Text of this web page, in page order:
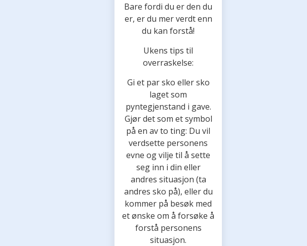
Bare fordi du er den du
er, er du mer verdt enn
du kan forstå!
Ukens tips til
overraskelse:
Gi et par sko eller sko
laget som
pyntegjenstand i gave.
Gjør det som et symbol
på en av to ting: Du vil
verdsette personens
evne og vilje til å sette
seg inn i din eller
andres situasjon (ta
andres sko på), eller du
kommer på besøk med
et ønske om å forsøke å
forstå personens
situasjon.